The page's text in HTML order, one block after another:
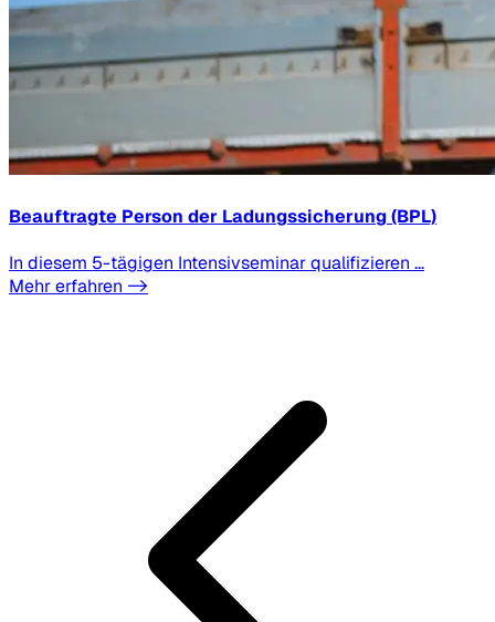
Beauftragte Person der Ladungssicherung (BPL)
In diesem 5-tägigen Intensivseminar qualifizieren ...
Mehr erfahren ->